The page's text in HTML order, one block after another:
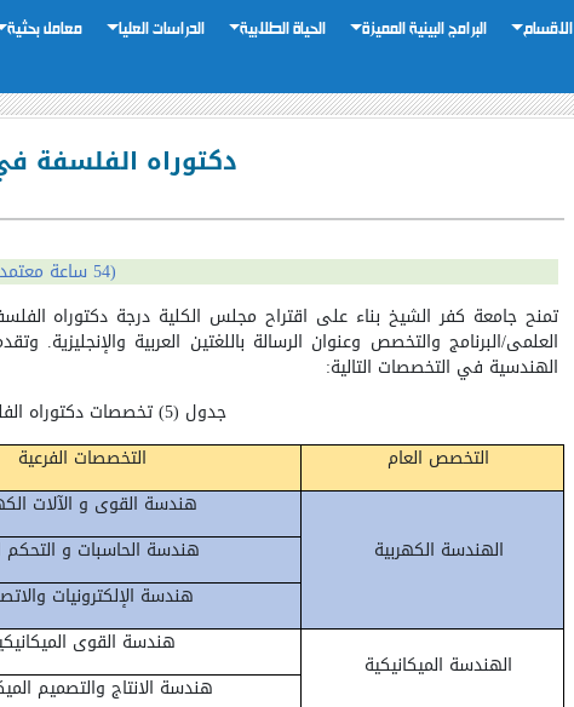
الاقسام البرامج البينية المميزة الحياة الطلابية الدراسات العليا معامل بحثية
دكتوراه الفلسفة
(54 ساعة معتمدة كحد أدنى)
تمنح جامعة كفر الشيخ بناء على اقتراح مجلس الكلية درجة دكتوراه
العلمى/البرنامج والتخصص وعنوان الرسالة باللغتين العربية
الهندسية في التخصصات التالية:
جدول (5) تخصصات
دكتوراه
التخصص العام
التخصصات الفرعية
الهندسة الكهربية
هندسة القوى و الآلات
هندسة الحاسبات و التحكم
هندسة الإلكترونيات
الهندسة الميكانيكية
هندسة القوى
هندسة الانتاج والتصميم